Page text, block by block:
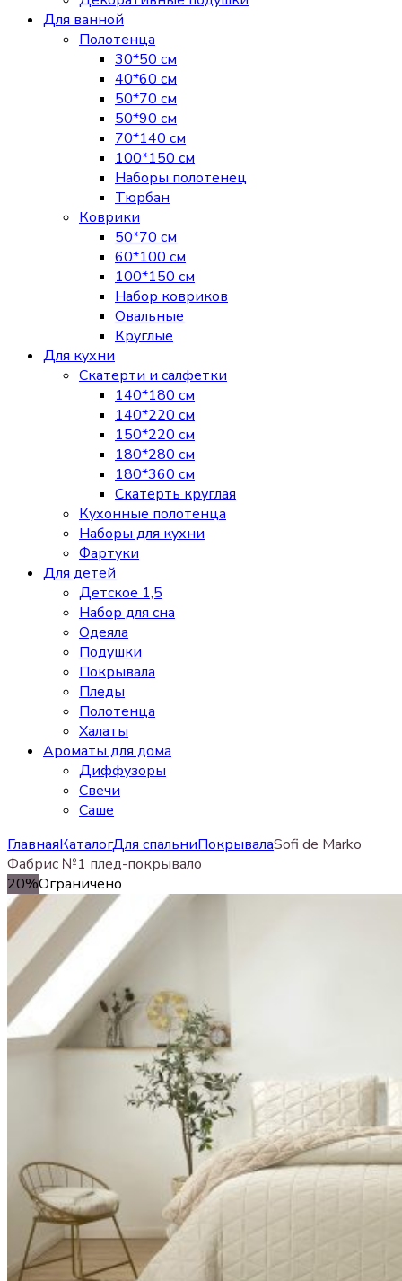
Для ванной
Полотенца
30*50 см
40*60 см
50*70 см
50*90 см
70*140 см
100*150 см
Наборы полотенец
Тюрбан
Коврики
50*70 см
60*100 см
100*150 см
Набор ковриков
Овальные
Круглые
Для кухни
Скатерти и салфетки
140*180 см
140*220 см
150*220 см
180*280 см
180*360 см
Скатерть круглая
Кухонные полотенца
Наборы для кухни
Фартуки
Для детей
Детское 1,5
Набор для сна
Одеяла
Подушки
Покрывала
Пледы
Полотенца
Халаты
Ароматы для дома
Диффузоры
Свечи
Cаше
ГлавнаяКаталогДля спальниПокрывалаSofi de Marko
Фабрис №1 плед-покрывало
20%Ограничено